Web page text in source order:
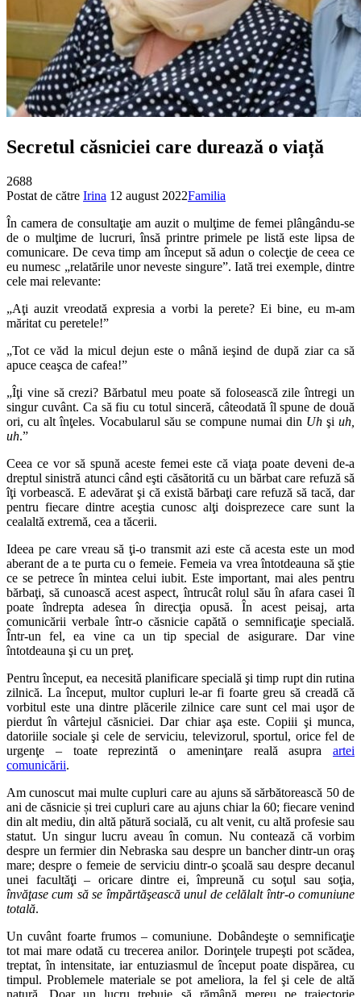
Secretul căsniciei care durează o viață
2688
Postat de către Irina 12 august 2022Familia
În camera de consultaţie am auzit o mulţime de femei plângându-se
de o mulţime de lucruri, însă printre primele pe listă este lipsa de
comunicare. De ceva timp am început să adun o colecţie de ceea ce
eu numesc „relatările unor neveste singure”. Iată trei exemple, dintre
cele mai relevante:
„Aţi auzit vreodată expresia a vorbi la perete? Ei bine, eu m-am
măritat cu peretele!”
„Tot ce văd la micul dejun este o mână ieşind de după ziar ca să
apuce ceaşca de cafea!”
„Îţi vine să crezi? Bărbatul meu poate să folosească zile întregi un
singur cuvânt. Ca să fiu cu totul sinceră, câteodată îl spune de două
ori, cu alt înţeles. Vocabularul său se compune numai din Uh şi uh,
uh.”
Ceea ce vor să spună aceste femei este că viaţa poate deveni de-a
dreptul sinistră atunci când eşti căsătorită cu un bărbat care refuză să
îţi vorbească. E adevărat şi că există bărbaţi care refuză să tacă, dar
pentru fiecare dintre aceştia cunosc alţi doisprezece care sunt la
cealaltă extremă, cea a tăcerii.
Ideea pe care vreau să ţi-o transmit azi este că acesta este un mod
aberant de a te purta cu o femeie. Femeia va vrea întotdeauna să ştie
ce se petrece în mintea celui iubit. Este important, mai ales pentru
bărbaţi, să cunoască acest aspect, întrucât rolul său în afara casei îl
poate îndrepta adesea în direcţia opusă. În acest peisaj, arta
comunicării verbale într-o căsnicie capătă o semnificaţie specială.
Într-un fel, ea vine ca un tip special de asigurare. Dar vine
întotdeauna şi cu un preţ.
Pentru început, ea necesită planificare specială şi timp rupt din rutina
zilnică. La început, multor cupluri le-ar fi foarte greu să creadă că
vorbitul este una dintre plăcerile zilnice care sunt cel mai uşor de
pierdut în vârtejul căsniciei. Dar chiar aşa este. Copiii şi munca,
datoriile sociale şi cele de serviciu, televizorul, sportul, orice fel de
urgenţe ‒ toate reprezintă o ameninţare reală asupra artei
comunicării.
Am cunoscut mai multe cupluri care au ajuns să sărbătorească 50 de
ani de căsnicie și trei cupluri care au ajuns chiar la 60; fiecare venind
din alt mediu, din altă pătură socială, cu alt venit, cu altă profesie sau
statut. Un singur lucru aveau în comun. Nu contează că vorbim
despre un fermier din Nebraska sau despre un bancher dintr-un oraş
mare; despre o femeie de serviciu dintr-o şcoală sau despre decanul
unei facultăţi ‒ oricare dintre ei, împreună cu soţul sau soţia,
învăţase cum să se împărtăşească unul de celălalt într-o comuniune
totală.
Un cuvânt foarte frumos ‒ comuniune. Dobândeşte o semnificaţie
tot mai mare odată cu trecerea anilor. Dorinţele trupeşti pot scădea,
treptat, în intensitate, iar entuziasmul de început poate dispărea, cu
timpul. Problemele materiale se pot ameliora, la fel şi cele de altă
natură. Doar un lucru trebuie să rămână mereu pe traiectorie